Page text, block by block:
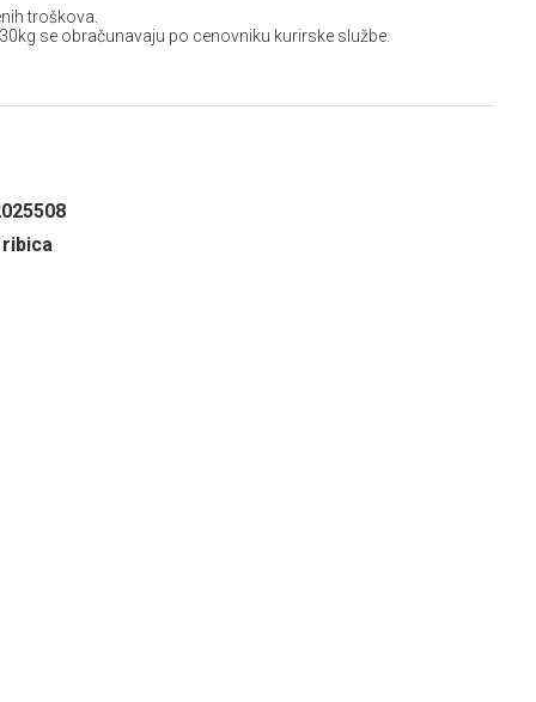
troškova.
se obračunavaju po cenovniku kurirske službe.